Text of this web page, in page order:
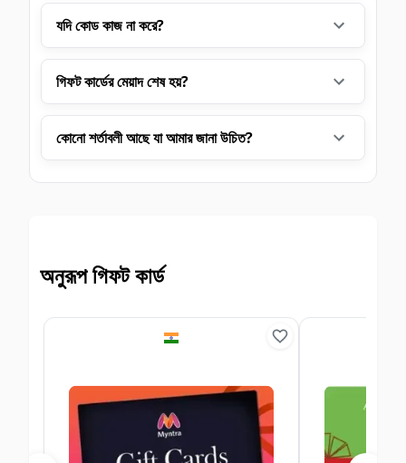
যদি কোড কাজ না করে?
গিফট কার্ডের মেয়াদ শেষ হয়?
কোনো শর্তাবলী আছে যা আমার জানা উচিত?
অনুরূপ গিফট কার্ড